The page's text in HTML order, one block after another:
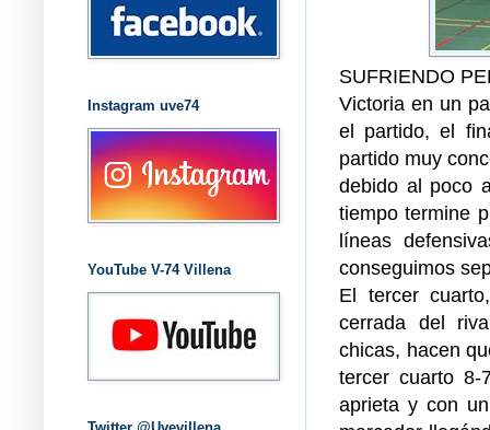
SUFRIENDO
Victoria en un
el partido, el
partido muy
debido al poco
tiempo termine
líneas
conseguimos
El tercer
cerrada del
chicas, hacen
tercer cuarto
aprieta y con
Instagram uve74
YouTube V-74 Villena